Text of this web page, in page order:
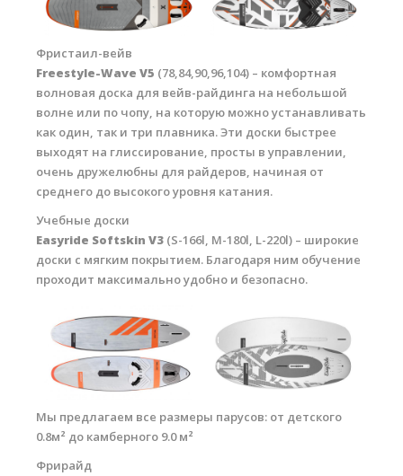
Фристаил-вейв
Freestyle-Wave V5 (78,84,90,96,104) – комфортная
волновая доска для вейв-райдинга на небольшой
волне или по чопу, на которую можно устанавливать
как один, так и три плавника. Эти доски быстрее
выходят на глиссирование, просты в управлении,
очень дружелюбны для райдеров, начиная от
среднего до высокого уровня катания.
Учебные доски
Easyride Softskin V3 (S-166l, M-180l, L-220l) – широкие
доски с мягким покрытием. Благодаря ним обучение
проходит максимально удобно и безопасно.
Мы предлагаем все размеры парусов: от детского
0.8м² до камберного 9.0 м²
Фрирайд